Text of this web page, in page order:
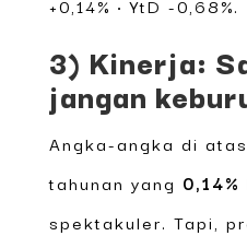
3) Kinerja:
jangan
Angka-angka di
tahunan yang 0,14%
spektakuler. Tapi,